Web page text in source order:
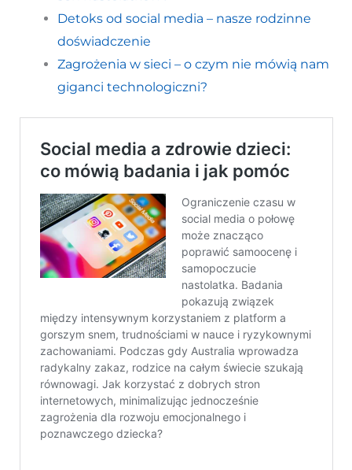
Detoks od social media – nasze rodzinne
doświadczenie
Zagrożenia w sieci – o czym nie mówią nam
giganci technologiczni?